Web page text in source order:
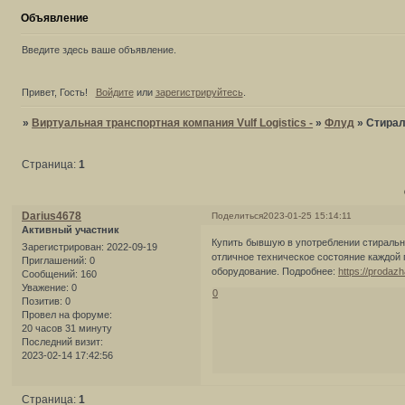
Объявление
Введите здесь ваше объявление.
Привет, Гость! Войдитеили зарегистрируйтесь.
»Виртуальная транспортная компания Vulf Logistics - »Флуд »
Страница: 1
Поделиться2023-01-25 15:14:11
Darius4678
Активный участник
Зарегистрирован: 2022-09-19
Приглашений: 0
Сообщений: 160
Уважение: 0
Позитив: 0
Провел на форуме:
20 часов 31 минуту
Последний визит:
2023-02-14 17:42:56
Купить бывшую в употреблении
отличное техническое состояние
оборудование. Подробнее:https://
0
Страница:1